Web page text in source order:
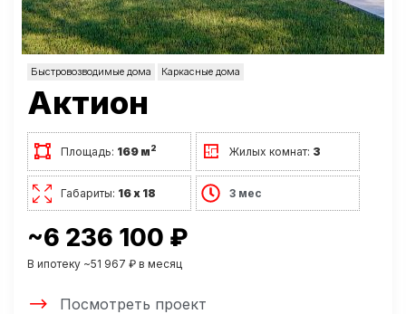
Быстровозводимые дома Каркасные дома
Актион
Площадь: 169 м2 Жилых комнат: 3
Габариты: 16 х 18 3 мес
~6 236 100 ₽
В ипотеку ~51 967 ₽ в месяц
Посмотреть проект